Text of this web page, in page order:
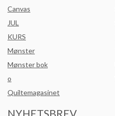
Canvas
JUL
KURS
Mønster
Mønster bok
o
Quiltemagasinet
NYHETSBREV